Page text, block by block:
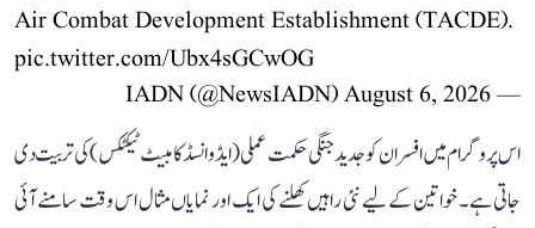
Air Combat Development Establishment (TACDE).
pic.twitter.com/Ubx4sGCwOG
— IADN (@NewsIADN)
August 6, 2026
اس پروگرام میں افسران کو جدید جنگی حکمت عملی (ایڈوانسڈ کامبیٹ ٹیکٹکس) کی تربیت دی
جاتی ہے۔ خواتین کے لیے نئی راہیں کھلنے کی ایک اور نمایاں مثال اس وقت سامنے آئی